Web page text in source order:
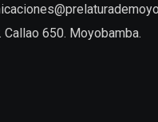
Callao 650. Moyobamba.